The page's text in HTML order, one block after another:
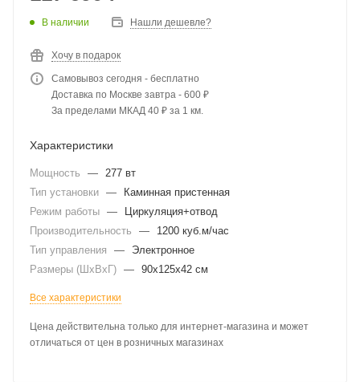
В наличии Нашли дешевле?
Хочу в подарок
Самовывоз сегодня - бесплатно
Доставка по Москве завтра - 600 ₽
За пределами МКАД 40 ₽ за 1 км.
Характеристики
Мощность — 277 вт
Тип установки —
Каминная пристенная
Режим работы —
Циркуляция+отвод
Производительность
—
1200 куб.м/час
Тип управления
—
Электронное
Размеры (ШхВхГ) — 90x125x42 см
Все характеристики
Цена действительна только для интернет-магазина и может
отличаться от цен в розничных магазинах